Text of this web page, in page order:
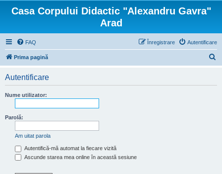
Casa Corpului Didactic "Alexandru Gavra"
Arad
FAQ Autentificare
Înregistrare
Prima pagină
Autentificare
Nume utilizator:
Parolă:
Am uitat parola
Autentifică-mă automat la fiecare vizită
Ascunde starea mea online în această sesiune